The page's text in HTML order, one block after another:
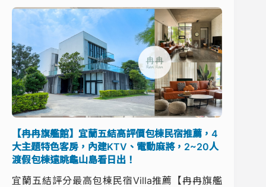
【冉冉旗艦館】宜蘭五結高評價包棟民宿推薦，4
大主題特色客房，內建KTV、電動麻將，2~20人
渡假包棟遠眺龜山島看日出！
宜蘭五結評分最高包棟民宿Villa推薦【冉冉旗艦